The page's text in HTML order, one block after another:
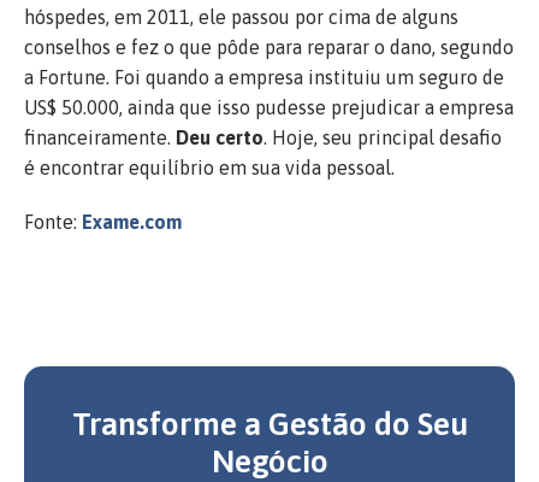
hóspedes, em 2011, ele passou por cima de alguns
conselhos e fez o que pôde para reparar o dano, segundo
a Fortune. Foi quando a empresa instituiu um seguro de
US$ 50.000, ainda que isso pudesse prejudicar a empresa
financeiramente. Deu certo. Hoje, seu principal desafio
é encontrar equilíbrio em sua vida pessoal.
Fonte: Exame.com
Transforme a Gestão do Seu
Negócio